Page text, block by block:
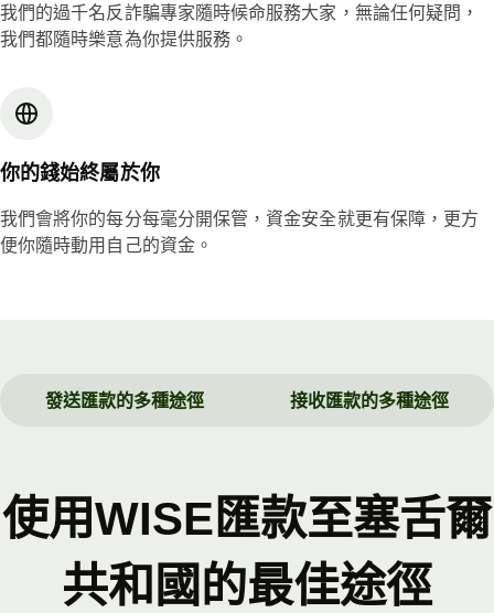
我們的過千名反詐騙專家隨時候命服務大家，無論任何疑問，
我們都隨時樂意為你提供服務。
你的錢始終屬於你
我們會將你的每分每毫分開保管，資金安全就更有保障，更方
便你隨時動用自己的資金。
發送匯款的多種途徑 接收匯款的多種途徑
使用WISE匯款至塞舌爾
共和國的最佳途徑